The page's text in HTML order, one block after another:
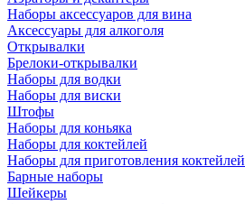
Наборы аксессуаров для вина
Аксессуары для алкоголя
Открывалки
Брелоки-открывалки
Наборы для водки
Наборы для виски
Штофы
Наборы для коньяка
Наборы для коктейлей
Наборы для приготовления коктейлей
Барные наборы
Шейкеры